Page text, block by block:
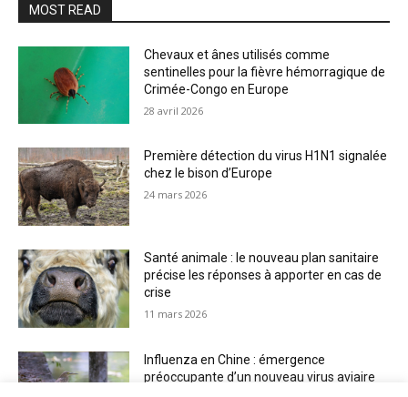
MOST READ
Chevaux et ânes utilisés comme
sentinelles pour la fièvre hémorragique de
Crimée-Congo en Europe
28 avril 2026
Première détection du virus H1N1 signalée
chez le bison d’Europe
24 mars 2026
Santé animale : le nouveau plan sanitaire
précise les réponses à apporter en cas de
crise
11 mars 2026
Influenza en Chine : émergence
préoccupante d’un nouveau virus aviaire